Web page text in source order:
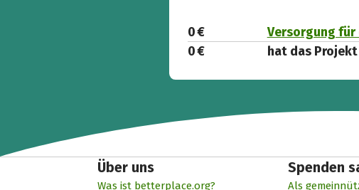
0 €
Versorgung für
0 €
hat das
Über uns
Was ist betterplace.org?
Spenden
Als